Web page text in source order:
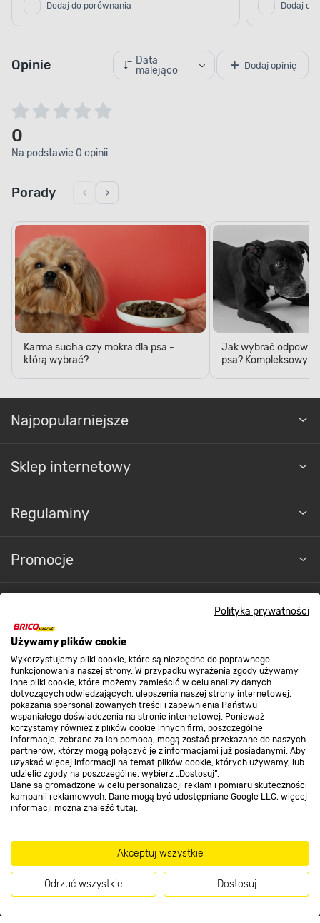
Polityka prywatności
Używamy plików cookie
Wykorzystujemy pliki cookie, które są niezbędne do poprawnego
funkcjonowania naszej strony. W przypadku wyrażenia zgody używamy
inne pliki cookie, które możemy zamieścić w celu analizy danych
dotyczących odwiedzających, ulepszenia naszej strony internetowej,
pokazania spersonalizowanych treści i zapewnienia Państwu
wspaniałego doświadczenia na stronie internetowej. Ponieważ
korzystamy również z plików cookie innych firm, poszczególne
informacje, zebrane za ich pomocą, mogą zostać przekazane do naszych
partnerów, którzy mogą połączyć je z informacjami już posiadanymi. Aby
uzyskać więcej informacji na temat plików cookie, których używamy, lub
udzielić zgody na poszczególne, wybierz „Dostosuj”.
Dane są gromadzone w celu personalizacji reklam i pomiaru skuteczności
kampanii reklamowych. Dane mogą być udostępniane Google LLC, więcej
informacji można znaleźć tutaj.
Akceptuj wszystkie
Odrzuć wszystkie Dostosuj
Dodaj do porównania Dodaj do
Opinie
Data
malejąco
Dodaj opinię
0
Na podstawie 0 opinii
Porady
Karma sucha czy mokra dla psa -
którą wybrać?
Jak wybrać
psa? Kompleksowy
Najpopularniejsze
Sklep internetowy
Regulaminy
Promocje
O nas
Kontakt do sklepu
Strefa biznesu
Dołącz do nas
Metody płatności